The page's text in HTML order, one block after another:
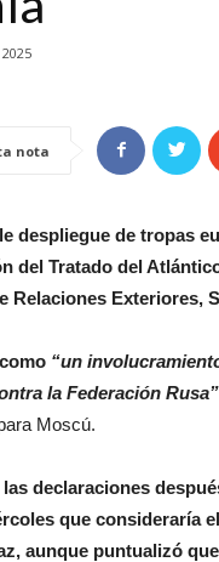
nota
despliegue de tropas
del Tratado del
Relaciones Exteriores,
“un
la Federación Rusa”
Moscú.
declaraciones
que consideraría
aunque puntualizó